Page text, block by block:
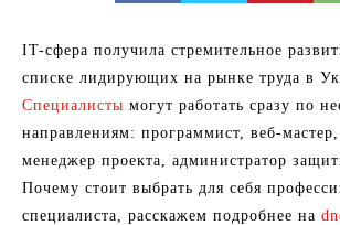
IT-сфера получила стремительное
списке лидирующих на рынке труда в
Специалисты могут работать сразу по
направлениям: программист, веб-
менеджер проекта, администратор
Почему стоит выбрать для себя
специалиста, расскажем подробнее на